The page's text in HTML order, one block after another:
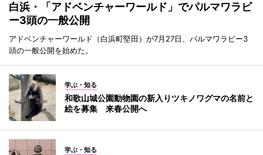
白浜・「アドベンチャーワールド」でパルマワラビ
ー3頭の一般公開
アドベンチャーワールド（白浜町堅田）が7月27日、パルマワラビー3
頭の一般公開を始めた。
学ぶ・知る
和歌山城公園動物園の新入りツキノワグマの名前と
絵を募集 来春公開へ
学ぶ・知る